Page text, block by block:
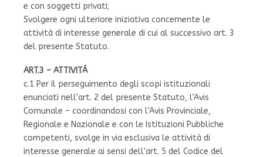
e con soggetti privati;
Svolgere ogni ulteriore iniziativa concernente le
attività di interesse generale di cui al successivo art. 3
del presente Statuto.
ART.3 – ATTIVITÁ
c.1 Per il perseguimento degli scopi istituzionali
enunciati nell’art. 2 del presente Statuto, l’Avis
Comunale – coordinandosi con l’Avis Provinciale,
Regionale e Nazionale e con le Istituzioni Pubbliche
competenti, svolge in via esclusiva le attività di
interesse generale ai sensi dell’art. 5 del Codice del